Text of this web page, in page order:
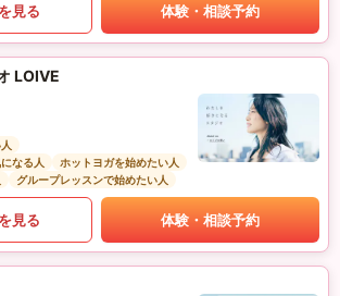
見る 体験・相談予約
LOIVE
なる人
ホットヨガを始めたい人
グループレッスンで始めたい人
見る 体験・相談予約